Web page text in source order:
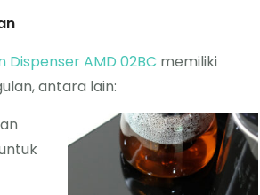
AMD 02BC memiliki
antara lain: